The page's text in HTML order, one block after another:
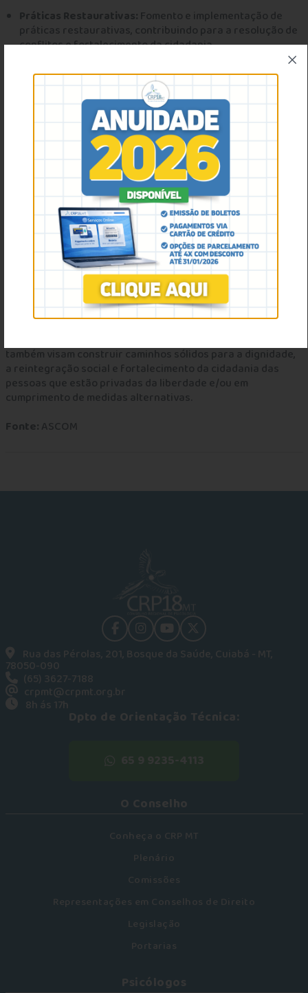
Práticas Restaurativas: Fomento e implementação de
práticas restaurativas, contribuindo para a resolução de
conflitos e fortalecimento da cidadania.
Acompanhamento de Medidas de Segurança:Vigilância
para que o atendimento a pessoas em medida de
segurança respeite os parâmetros de saúde mental e
direitos humanos.
Por que essa presença é importante?
A presença da Conselheira Eloisa Lima reafirma o
compromisso ético-político do CRP18-MT. Ao ocupar esses
espaços, a Psicologia contribui para que as unidades
prisionais não sejam apenas locais de privação, mas
ambientes onde o direito à dignidade e à cidadania seja
também visam construir caminhos sólidos para a dignidade,
a reintegração social e fortalecimento da cidadania das
pessoas que estão privadas da liberdade e/ou em
cumprimento de medidas alternativas.
Fonte: ASCOM
facebookinstagram
youtubeTwitter
Rua das Pérolas, 201, Bosque da Saúde, Cuiabá - MT,
78050-090
(65) 3627-7188
crpmt@crpmt.org.br
8h ás 17h
Dpto de Orientação Técnica:
O Conselho
Conheça o CRP MT
Plenário
Comissões
Representações em Conselhos de Direito
Legislação
Portarias
Psicólogos